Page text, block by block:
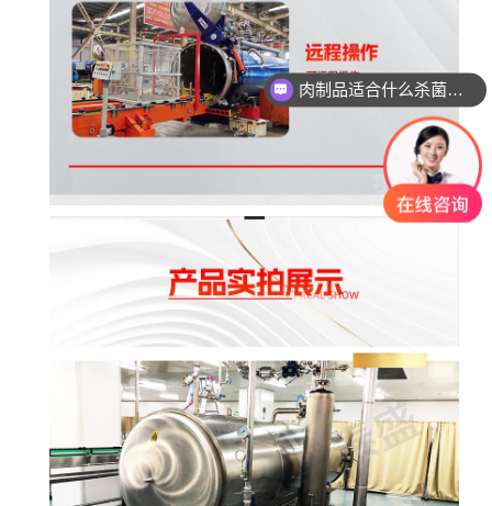
玻璃瓶燕窝适合什么杀菌方式?